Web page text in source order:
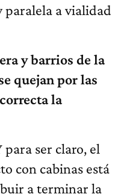
paralela a vialidad
y barrios de la
quejan por las
la
ser claro, el
con cabinas está
a terminar la